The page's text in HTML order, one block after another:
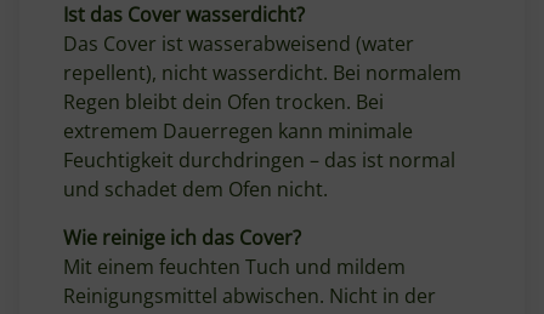
Ist das Cover wasserdicht?
Das Cover ist wasserabweisend (water
repellent), nicht wasserdicht. Bei normalem
Regen bleibt dein Ofen trocken. Bei
extremem Dauerregen kann minimale
Feuchtigkeit durchdringen – das ist normal
und schadet dem Ofen nicht.
Wie reinige ich das Cover?
Mit einem feuchten Tuch und mildem
Reinigungsmittel abwischen. Nicht in der